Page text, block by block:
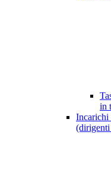
in
Incarichi